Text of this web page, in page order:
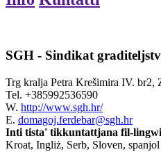
SGH - Sindikat
Trg kralja Petra Krešimira IV. br2,
Tel. +385992536590
W. http://www.sgh.hr/
E. domagoj.ferdebar@sgh.hr
Inti tista' tikkuntattjana fil-
Kroat, Ingliż, Serb, Sloven, spanjol